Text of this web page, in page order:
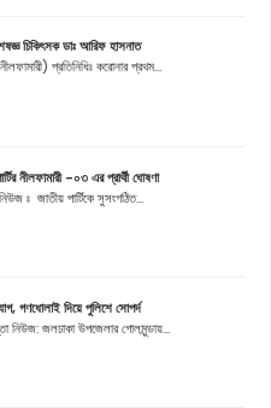
চিকিৎসক ডাঃ আরিফ হাসনাত
প্রতিনিধিঃ করোনার প্রথম...
নীলফামারী -০৩ এর প্রার্থী ঘোষণা
ঃ জাতীয় পার্টিকে সুসংগঠিত...
গণধোলাই দিয়ে পুলিশে সোপর্দ
নিউজ: জলঢাকা উপজেলার গোলমুন্ডায়...